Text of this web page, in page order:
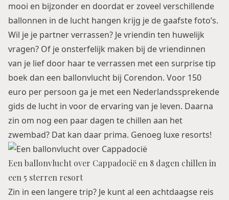
mooi en bijzonder en doordat er zoveel verschillende
ballonnen in de lucht hangen krijg je de gaafste foto’s.
Wil je je partner verrassen? Je vriendin ten huwelijk
vragen? Of je onsterfelijk maken bij de vriendinnen
van je lief door haar te verrassen met een surprise tip
boek dan een ballonvlucht bij Corendon. Voor 150
euro per persoon ga je met een Nederlandssprekende
gids de lucht in voor de ervaring van je leven. Daarna
zin om nog een paar dagen te chillen aan het
zwembad? Dat kan daar prima. Genoeg luxe resorts!
Een ballonvlucht over Cappadocië en 8 dagen chillen in
een 5 sterren resort
Zin in een langere trip? Je kunt al een achtdaagse reis